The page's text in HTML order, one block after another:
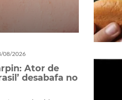
08/2026
Ator de
desabafa no